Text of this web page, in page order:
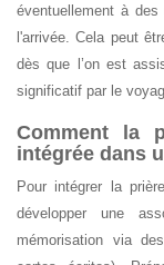
éventuellement à
l'arrivée. Cela peut
dès que l’on est
significatif par le
Comment la
intégrée dans
Pour intégrer la
développer une
mémorisation via